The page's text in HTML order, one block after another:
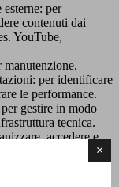
×
per
contenuti dai
YouTube,
per identificare
le performance.
gestire in modo
tecnica.
accedere e
comporta l’Utente